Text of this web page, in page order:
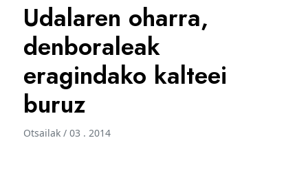
Udalaren oharra,
denboraleak
eragindako kalteei
buruz
Otsailak / 03 . 2014